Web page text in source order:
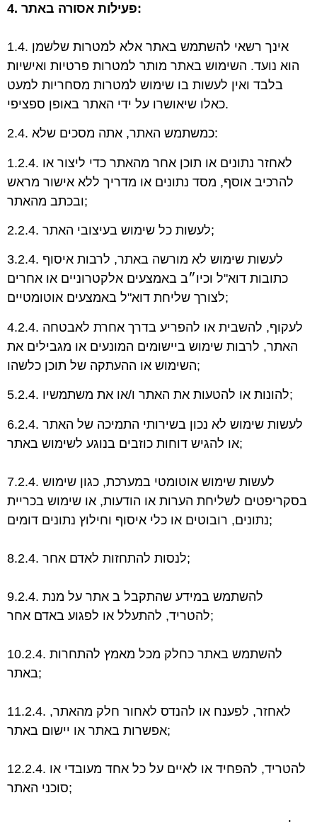
4. פעילות אסורה באתר:
1.4. אינך רשאי להשתמש באתר אלא למטרות שלשמן
הוא נועד. השימוש באתר מותר למטרות פרטיות ואישיות
בלבד ואין לעשות בו שימוש למטרות מסחריות למעט
כאלו שיאושרו על ידי האתר באופן ספציפי.
2.4. כמשתמש האתר, אתה מסכים שלא:
1.2.4. לאחזר נתונים או תוכן אחר מהאתר כדי ליצור או
להרכיב אוסף, מסד נתונים או מדריך ללא אישור מראש
ובכתב מהאתר;
2.2.4. לעשות כל שימוש בעיצובי האתר;
3.2.4. לעשות שימוש לא מורשה באתר, לרבות איסוף
כתובות דוא"ל וכיו״ב באמצעים אלקטרוניים או אחרים
לצורך שליחת דוא"ל באמצעים אוטומטיים;
4.2.4. לעקוף, להשבית או להפריע בדרך אחרת לאבטחה
האתר, לרבות שימוש ביישומים המונעים או מגבילים את
השימוש או ההעתקה של תוכן כלשהו;
5.2.4. להונות או להטעות את האתר ו/או את משתמשיו;
6.2.4. לעשות שימוש לא נכון בשירותי התמיכה של האתר
או להגיש דוחות כוזבים בנוגע לשימוש באתר;
7.2.4. לעשות שימוש אוטומטי במערכת, כגון שימוש
בסקריפטים לשליחת הערות או הודעות, או שימוש בכריית
נתונים, רובוטים או כלי איסוף וחילוץ נתונים דומים;
8.2.4. לנסות להתחזות לאדם אחר;
9.2.4. להשתמש במידע שהתקבל ב אתר על מנת
להטריד, להתעלל או לפגוע באדם אחר;
10.2.4. להשתמש באתר כחלק מכל מאמץ להתחרות
באתר;
11.2.4. לאחזר, לפענח או להנדס לאחור חלק מהאתר,
אפשרות באתר או יישום באתר;
12.2.4. להטריד, להפחיד או לאיים על כל אחד מעובדי או
סוכני האתר;